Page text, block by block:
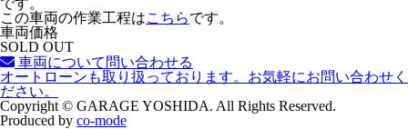
です。
この車両の作業工程はこちらです。
車両価格
SOLD OUT
車両について問い合わせる
オートローンも取り扱っております。お気軽にお問い合わせく
ださい。
Copyright © GARAGE YOSHIDA. All Rights Reserved.
Produced by co-mode